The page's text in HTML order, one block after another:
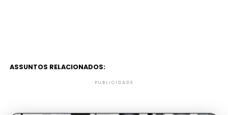
ASSUNTOS RELACIONADOS:
PUBLICIDADE